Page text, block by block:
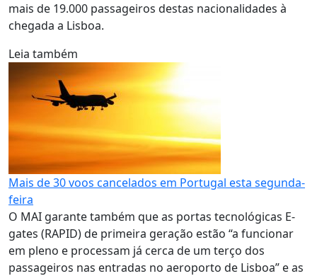
mais de 19.000 passageiros destas nacionalidades à
chegada a Lisboa.
Leia também
Mais de 30 voos cancelados em Portugal esta segunda-
feira
O MAI garante também que as portas tecnológicas E-
gates (RAPID) de primeira geração estão “a funcionar
em pleno e processam já cerca de um terço dos
passageiros nas entradas no aeroporto de Lisboa” e as